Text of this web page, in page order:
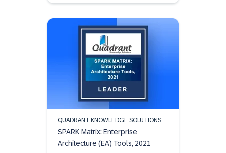
QUADRANT KNOWLEDGE SOLUTIONS
SPARK Matrix: Enterprise
Architecture (EA) Tools, 2021